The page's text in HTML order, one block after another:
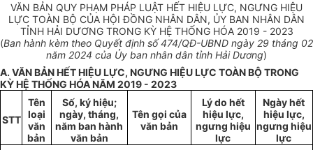
VĂN BẢN QUY PHẠM PHÁP LUẬT HẾT HIỆU LỰC, NGƯNG HIỆU
LỰC TOÀN BỘ CỦA HỘI ĐỒNG NHÂN DÂN, ỦY BAN NHÂN DÂN
TỈNH HẢI DƯƠNG TRONG KỲ HỆ THỐNG HÓA 2019 - 2023
(Ban hành kèm theo Quyết định số 474/QĐ-UBND ngày 29 tháng 02
năm 2024 của Ủy ban nhân dân tỉnh Hải Dương)
A. VĂN BẢN HẾT HIỆU LỰC, NGƯNG HIỆU LỰC TOÀN BỘ TRONG
KỲ HỆ THỐNG HÓA NĂM 2019 - 2023
STT
Tên
loại
văn
bản
Số, ký hiệu;
ngày, tháng,
năm ban hành
văn bản
Tên gọi của
văn bản
Lý do hết
hiệu lực,
ngưng hiệu
lực
Ngày hết
hiệu lực,
ngưng hiệu
lực